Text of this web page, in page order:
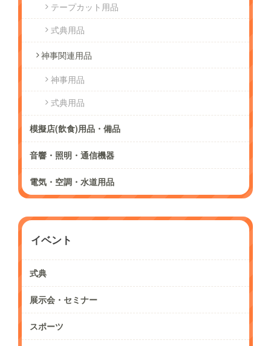
テープカット用品
式典用品
神事関連用品
神事用品
式典用品
模擬店(飲食)用品・備品
音響・照明・通信機器
電気・空調・水道用品
イベント
式典
展示会・セミナー
スポーツ